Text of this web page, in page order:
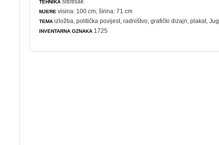
TEHNIKA
MJERE visina: 100 cm; širina: 71 cm
TEMA izložba ,politička povijest ,radništvo ,grafički dizajn ,plakat ,
INVENTARNA OZNAKA 1725